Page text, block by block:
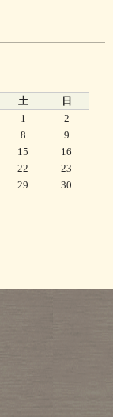
土
日
1
2
8
9
15
16
22
23
29
30